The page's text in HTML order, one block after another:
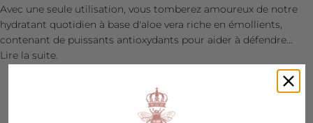
Avec une seule utilisation, vous tomberez amoureux de notre
hydratant quotidien à base d'aloe vera riche en émollients,
contenant de puissants antioxydants pour aider à défendre...
Lire la suite.